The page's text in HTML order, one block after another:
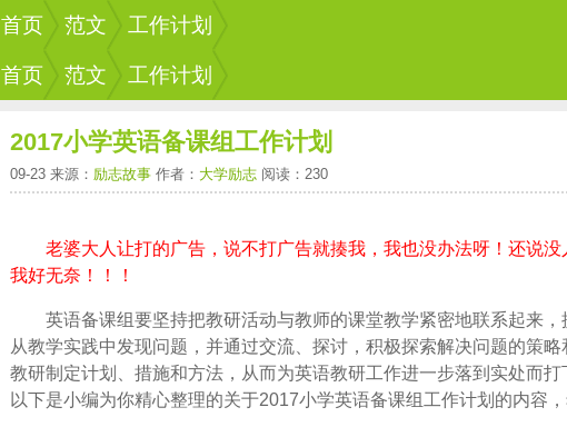
首页 范文 工作计划
首页 范文 工作计划
2017小学英语备课组工作计划
09-23 来源： 励志故事作者： 大学励志阅读：230
老婆大人让打的广告，说不打广告就揍我，我也没办法呀！还说没
我好无奈！！！
英语备课组要坚持把教研活动与教师的课堂教学紧密地联系起来，
从教学实践中发现问题，并通过交流、探讨，积极探索解决问题的策略
教研制定计划、措施和方法，从而为英语教研工作进一步落到实处而打
以下是小编为你精心整理的关于2017小学英语备课组工作计划的内容，